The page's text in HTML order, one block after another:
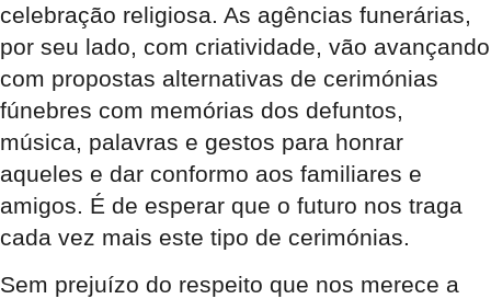
celebração religiosa. As agências funerárias,
por seu lado, com criatividade, vão avançando
com propostas alternativas de cerimónias
fúnebres com memórias dos defuntos,
música, palavras e gestos para honrar
aqueles e dar conformo aos familiares e
amigos. É de esperar que o futuro nos traga
cada vez mais este tipo de cerimónias.
Sem prejuízo do respeito que nos merece a